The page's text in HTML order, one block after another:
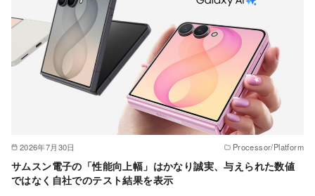
2026年7月30日 Processor/Platform
サムスン電子の「性能向上幅」はかなり誠実、与えられた数値
ではなく自社でのテスト結果を表示